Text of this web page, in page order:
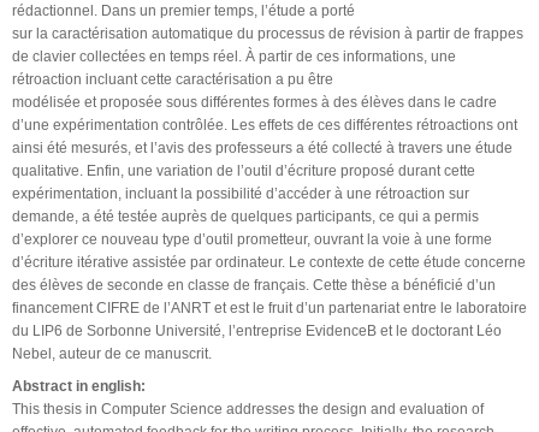
rédactionnel. Dans un premier temps, l’étude a porté
sur la caractérisation automatique du processus de révision à partir de frappes
de clavier collectées en temps réel. À partir de ces informations, une
rétroaction incluant cette caractérisation a pu être
modélisée et proposée sous différentes formes à des élèves dans le cadre
d’une expérimentation contrôlée. Les effets de ces différentes rétroactions ont
ainsi été mesurés, et l’avis des professeurs a été collecté à travers une étude
qualitative. Enfin, une variation de l’outil d’écriture proposé durant cette
expérimentation, incluant la possibilité d’accéder à une rétroaction sur
demande, a été testée auprès de quelques participants, ce qui a permis
d’explorer ce nouveau type d’outil prometteur, ouvrant la voie à une forme
d’écriture itérative assistée par ordinateur. Le contexte de cette étude concerne
des élèves de seconde en classe de français. Cette thèse a bénéficié d’un
financement CIFRE de l’ANRT et est le fruit d’un partenariat entre le laboratoire
du LIP6 de Sorbonne Université, l’entreprise EvidenceB et le doctorant Léo
Nebel, auteur de ce manuscrit.
Abstract in english:
This thesis in Computer Science addresses the design and evaluation of